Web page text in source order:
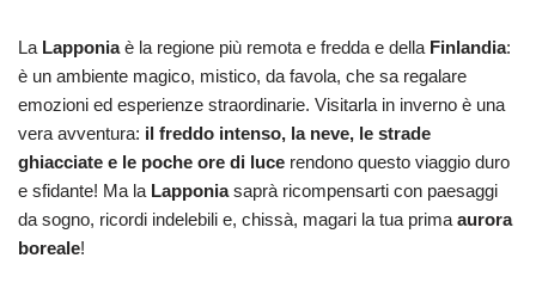
La Lapponiaè la regione più remota e fredda e della Finlandia:
è un ambiente magico, mistico, da favola, che sa regalare
emozioni ed esperienze straordinarie. Visitarla in inverno è una
vera avventura: il freddo intenso, la neve, le strade
ghiacciate e le poche ore di luce rendono questo viaggio duro
e sfidante! Ma la Lapponiasaprà ricompensarti con paesaggi
da sogno, ricordi indelebili e, chissà, magari la tua prima aurora
boreale!